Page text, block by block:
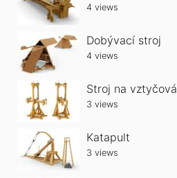
4 views
Dobývací stroj
4 views
Stroj na
3 views
Katapult
3 views